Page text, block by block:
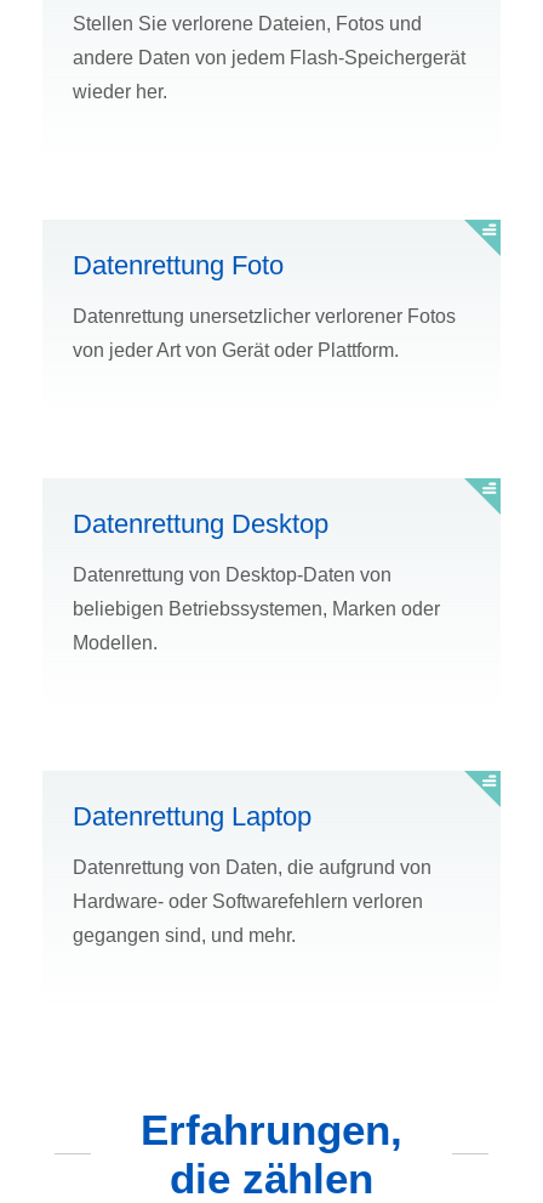
Stellen Sie verlorene Dateien, Fotos und
andere Daten von jedem Flash-Speichergerät
wieder her.
Datenrettung Foto
Datenrettung unersetzlicher verlorener Fotos
von jeder Art von Gerät oder Plattform.
Datenrettung Desktop
Datenrettung von Desktop-Daten von
beliebigen Betriebssystemen, Marken oder
Modellen.
Datenrettung Laptop
Datenrettung von Daten, die aufgrund von
Hardware- oder Softwarefehlern verloren
gegangen sind, und mehr.
Erfahrungen,
die zählen